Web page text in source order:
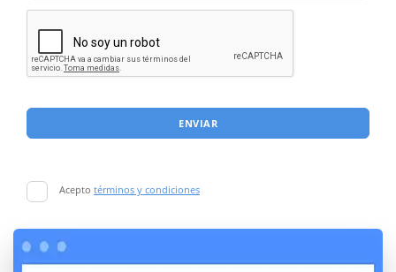
ENVIAR
Acepto términos y condiciones